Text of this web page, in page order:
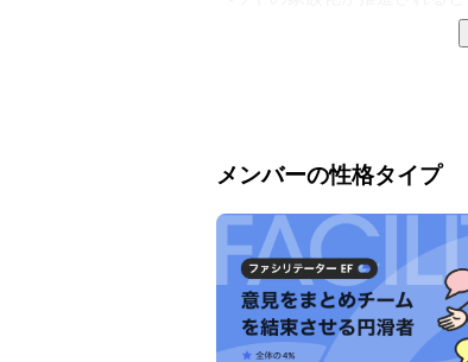
■経営サポート事業（ペット
るもの）
の3つととらえ、それぞれの
ドのサービス展開を進めてい
メンバーの性格タイプ